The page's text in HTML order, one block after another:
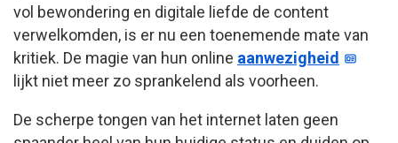
vol bewondering en digitale liefde de content
verwelkomden, is er nu een toenemende mate van
kritiek. De magie van hun online aanwezigheid
lijkt niet meer zo sprankelend als voorheen.
De scherpe tongen van het internet laten geen